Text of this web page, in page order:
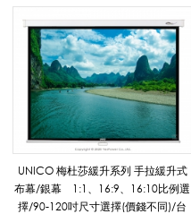
影
音
UNICO 梅杜莎緩升系列 手拉緩升式
布幕/銀幕 1:1、16:9、16:10比例選
擇/90-120吋尺寸選擇(價錢不同)/台